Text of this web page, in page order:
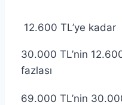
12.600 TL’ye kadar
30.000 TL’nin
fazlası
69.000 TL’nin